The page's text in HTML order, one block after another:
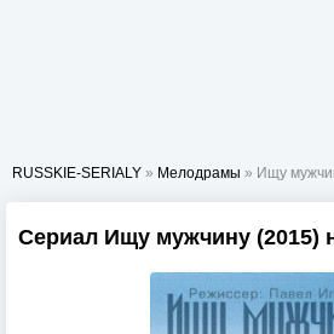
RUSSKIE-SERIALY » Мелодрамы » Ищу
Сериал Ищу мужчину (2015)